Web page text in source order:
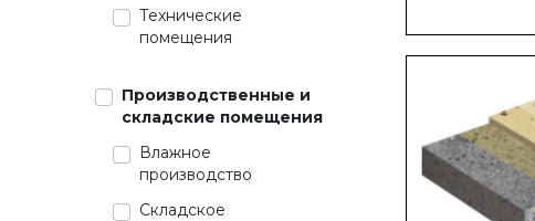
Технические
помещения
Производственные и
складские помещения
Влажное
производство
Складское